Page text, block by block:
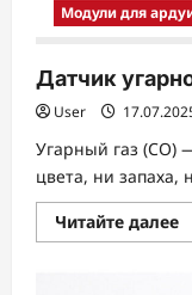
Модули для
Датчик
User
Угарный газ (CO)
цвета, ни запаха,
Читайте далее